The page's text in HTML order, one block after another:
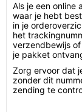
Als je een online
waar je hebt
in je
het
verzendbewijs
je pakket
Zorg ervoor dat
zonder dit
zending te